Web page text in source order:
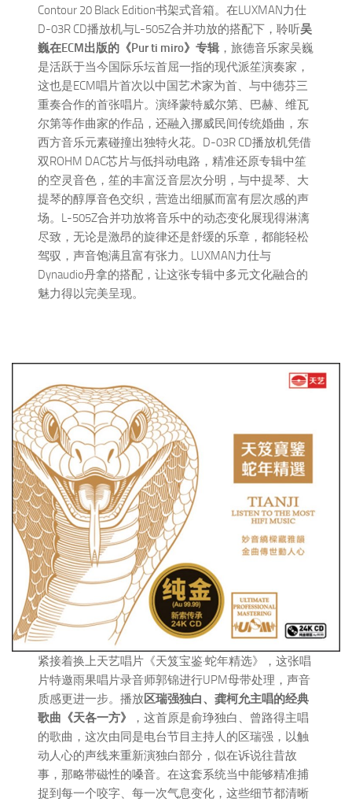
Contour 20 Black Edition书架式音箱。在LUXMAN力仕
D-03R CD播放机与L-505Z合并功放的搭配下，聆听吴
巍在ECM出版的《Pur ti miro》专辑 ，旅德音乐家吴巍
是活跃于当今国际乐坛首屈一指的现代派笙演奏家，
这也是ECM唱片首次以中国艺术家为首、与中德芬三
重奏合作的首张唱片。演绎蒙特威尔第、巴赫、维瓦
尔第等作曲家的作品，还融入挪威民间传统婚曲，东
西方音乐元素碰撞出独特火花。D-03R CD播放机凭借
双ROHM DAC芯片与低抖动电路，精准还原专辑中笙
的空灵音色，笙的丰富泛音层次分明，与中提琴、大
提琴的醇厚音色交织，营造出细腻而富有层次感的声
场。L-505Z合并功放将音乐中的动态变化展现得淋漓
尽致，无论是激昂的旋律还是舒缓的乐章，都能轻松
驾驭，声音饱满且富有张力。LUXMAN力仕与
Dynaudio丹拿的搭配，让这张专辑中多元文化融合的
魅力得以完美呈现。
紧接着换上天艺唱片《天笈宝鉴·蛇年精选》，这张唱
片特邀雨果唱片录音师郭锦进行UPM母带处理，声音
质感更进一步。播放区瑞强独白、龚柯允主唱的经典
歌曲《天各一方》
，这首原是俞琤独白、曾路得主唱
的歌曲，这次由同是电台节目主持人的区瑞强，以触
动人心的声线来重新演独白部分，似在诉说往昔故
事，那略带磁性的嗓音。在这套系统当中能够精准捕
捉到每一个咬字、每一次气息变化，这些细节都清晰